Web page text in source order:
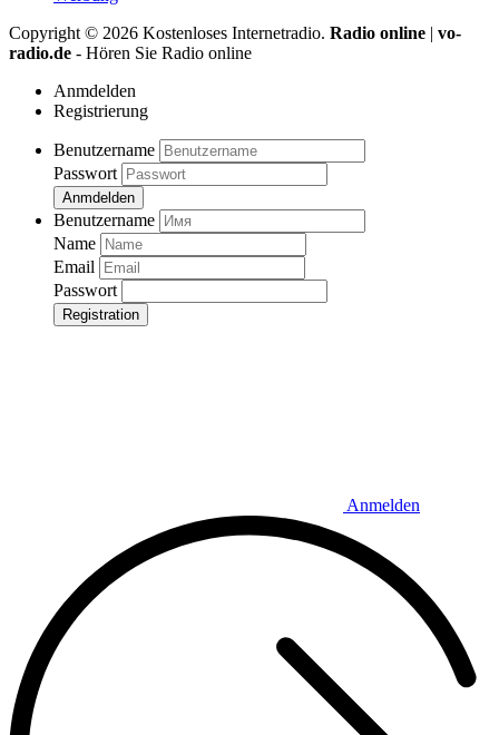
Copyright © 2026 Kostenloses Internetradio. Radio online | vo-
radio.de - Hören Sie Radio online
Anmdelden
Registrierung
Benutzername
Passwort
Anmdelden
Benutzername
Name
Email
Passwort
Registration
Anmelden